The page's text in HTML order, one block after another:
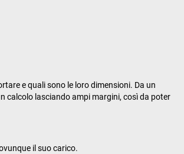
e quali sono le loro dimensioni. Da un
calcolo lasciando ampi margini, così da poter
il suo carico.